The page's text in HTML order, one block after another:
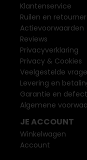
Klantenservice
Ruilen en
Actievoorwaarden
Reviews
Privacyverklaring
Privacy & Cookies
Veelgestelde
Levering en
Garantie en
Algemene
JE ACCOUNT
Winkelwagen
Account